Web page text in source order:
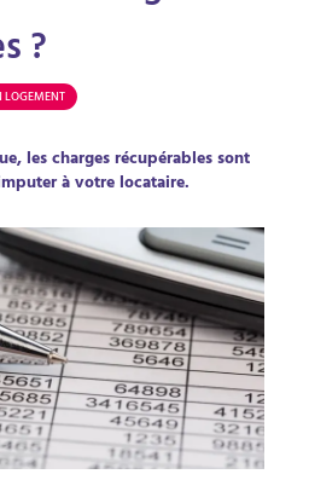
?
LOGEMENT
les charges récupérables sont
à votre locataire.